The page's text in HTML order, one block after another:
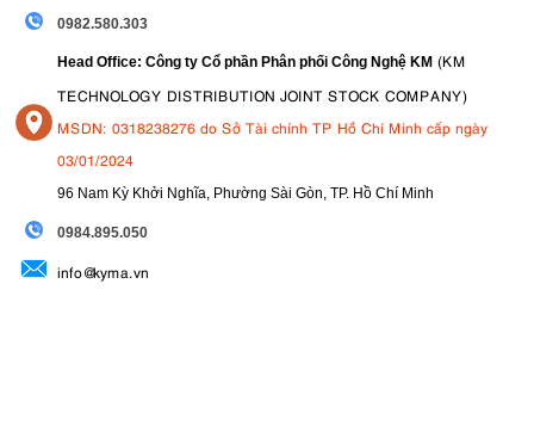
0982.580.303
Head Office: Công ty Cổ phần Phân phối Công Nghệ KM (KM
TECHNOLOGY DISTRIBUTION JOINT STOCK COMPANY)
MSDN: 0318238276 do Sở Tài chính TP Hồ Chí Minh cấp ngày
03/01/2024
96 Nam Kỳ Khởi Nghĩa, Phường Sài Gòn, TP. Hồ Chí Minh
0984.895.050
info@kyma.vn